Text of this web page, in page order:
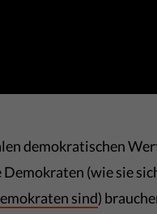
demokratischen
(wie sie
sind)